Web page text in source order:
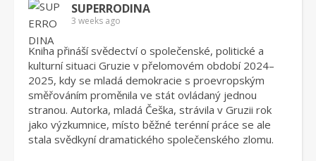
SUPERRODINA
3 weeks ago
Kniha přináší svědectví o společenské, politické a
kulturní situaci Gruzie v přelomovém období 2024–
2025, kdy se mladá demokracie s proevropským
směřováním proměnila ve stát ovládaný jednou
stranou. Autorka, mladá Češka, strávila v Gruzii rok
jako výzkumnice, místo běžné terénní práce se ale
stala svědkyní dramatického společenského zlomu.